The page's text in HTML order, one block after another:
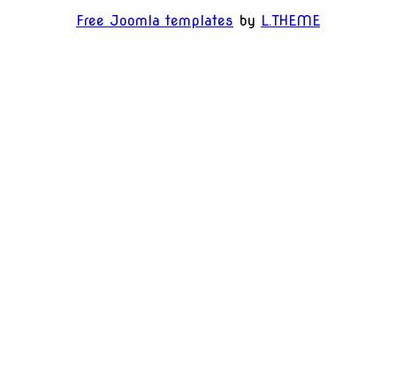
Free Joomla templates by L.THEME